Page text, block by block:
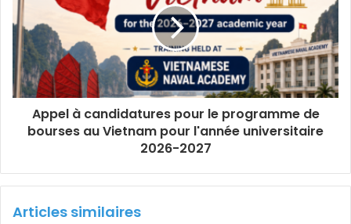
Appel à candidatures pour le programme de
bourses au Vietnam pour l'année universitaire
2026-2027
Articles similaires